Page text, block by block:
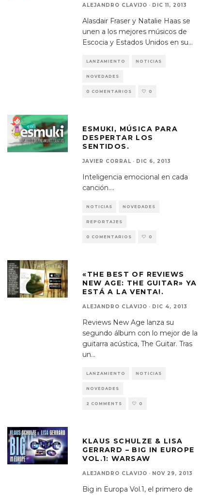
ALEJANDRO CLAVIJO · DIC 11, 2013
Alasdair Fraser y Natalie Haas se
unen a los mejores músicos de
Escocia y Estados Unidos en su...
LANZAMIENTO NOTICIAS
NOVEDADES
0 COMENTARIOS 0
ESMUKI, MÚSICA PARA
DESPERTAR LOS
SENTIDOS.
JAVIER CORRAL · DIC 6, 2013
Inteligencia emocional en cada
canción....
NOTICIAS NOVEDADES
REPORTAJES
0 COMENTARIOS 0
«THE BEST OF REVIEWS
NEW AGE: THE GUITAR» YA
ESTÁ A LA VENTA!.
ALEJANDRO CLAVIJO · DIC 4, 2013
Reviews New Age lanza su
segundo álbum con lo mejor de la
guitarra acústica, The Guitar. Tras
un...
LANZAMIENTO NOTICIAS
NOVEDADES
2 COMMENTS 0
KLAUS SCHULZE & LISA
GERRARD – BIG IN EUROPE
VOL.1: WARSAW
ALEJANDRO CLAVIJO · NOV 29, 2013
Big in Europa Vol.1, el primero de